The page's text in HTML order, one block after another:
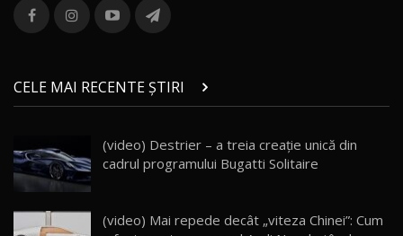
13
combină aventura cu luxul / AutoBlog.MD
36:08
chinez care face lumea să se întoarcă după el
/ AutoBlog.MD
17:27
15 14:37
AutoBlogMD
13:10
CELE MAI RECENTE ȘTIRI
(video) Destrier – a treia creație unică din
cadrul programului Bugatti Solitaire
(video) Mai repede decât „viteza Chinei”: Cum